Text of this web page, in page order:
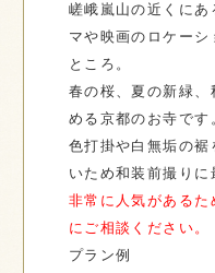
嵯峨嵐山の近くにあ
マや映画のロケー
ところ。
春の桜、夏の新緑、
める京都のお寺です
色打掛や白無垢の
いため和装前撮りに
非常に人気がある
にご相談ください。
プラン例